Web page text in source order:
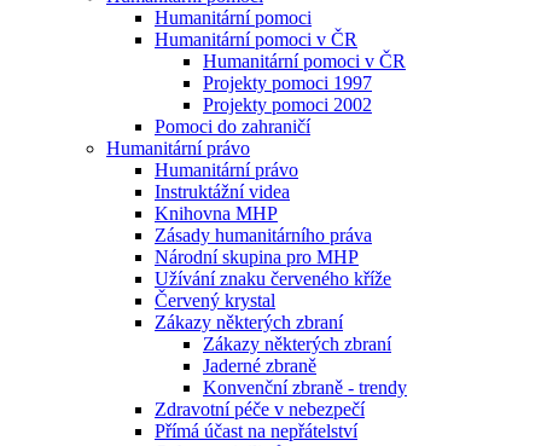
Humanitární pomoci
Humanitární pomoci v ČR
Humanitární pomoci v ČR
Projekty pomoci 1997
Projekty pomoci 2002
Pomoci do zahraničí
Humanitární právo
Humanitární právo
Instruktážní videa
Knihovna MHP
Zásady humanitárního práva
Národní skupina pro MHP
Užívání znaku červeného kříže
Červený krystal
Zákazy některých zbraní
Zákazy některých zbraní
Jaderné zbraně
Konvenční zbraně - trendy
Zdravotní péče v nebezpečí
Přímá účast na nepřátelství